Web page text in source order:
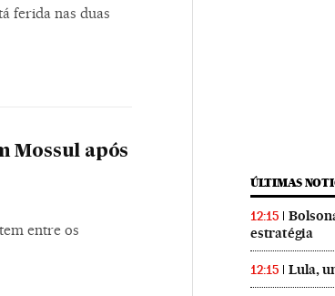
ferida nas duas
Mossul após
entre os
ÚLTIMAS
12:15
estratégia
12:15 Lula,